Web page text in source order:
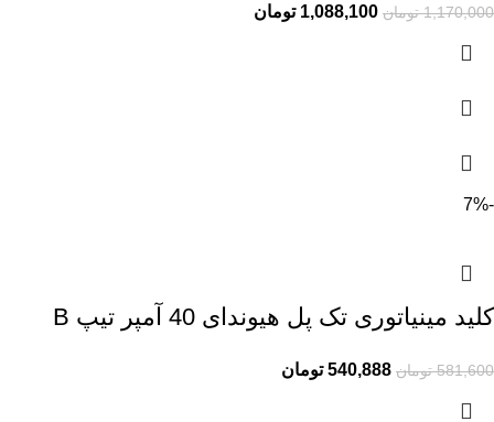
1,170,000 تومان 1,088,100 تومان
-7%
کلید مینیاتوری تک پل هیوندای 40 آمپر تیپ B
581,600 تومان 540,888 تومان